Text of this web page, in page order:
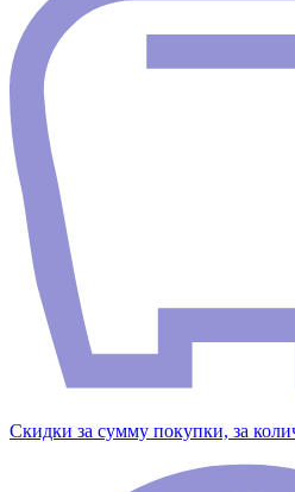
Скидки за сумму покупки, за